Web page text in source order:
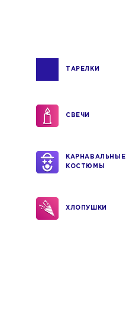
ТАРЕЛКИ
СВЕЧИ
КАРНАВАЛЬНЫЕ
КОСТЮМЫ
ХЛОПУШКИ